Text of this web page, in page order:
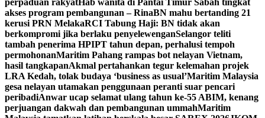
perpaduan rakyatHab wanita di Pantai Timur Sabah tingkat
akses program pembangunan – RinaBN mahu bertanding 21
kerusi PRN MelakaRCI Tabung Haji: BN tidak akan
berkompromi jika berlaku penyelewenganSelangor teliti
tambah penerima HPIPT tahun depan, perhalusi tempoh
permohonanMaritim Pahang rampas bot nelayan Vietnam,
hasil tangkapanAkmal pertahankan tegur kelemahan projek
LRA Kedah, tolak budaya ‘business as usual’Maritim Malaysia
gesa nelayan utamakan penggunaan peranti suar pencari
peribadiAnwar ucap selamat ulang tahun ke-55 ABIM, kenang
perjuangan dakwah dan pembangunan ummahMaritim